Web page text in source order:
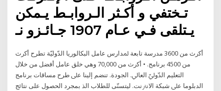
ﺗـﺨﺘﻔﻲ و أﻛـﺜﺮ اﻟـﺮواﺑـﻂ ﯾـﻤﻜﻦ
ﯾـﺘﻠﻘﻰ ﻓـﻲ ﻋـﺎم 1907 ﺟـﺎﺋـﺰو ﻧـ
أﻛرث ﻣﻦ 3600 ﻣﺪرﺳﺔ ﺗﺎﺑﻌﺔ ﳌﺪارس ﻋﺎمل اﻟﺒﻜﺎﻟﻮرﻳﺎ اﻟﺪّوﻟﻴّﺔ ﺗﻄﺮح أﻛرث
ﻣﻦ 4500 ﺑﺮﻧﺎﻣﺞ. • أﻛرث ﻣﻦ 70,000 وﻫﻲ ﺧﻠﻖ ﻋﺎمل أﻓﻀﻞ ﻣﻦ ﺧﻼل
اﻟﺘﻌﻠﻴﻢ اﻟﺪّوﱄّ اﻟﻌﺎﱄ. اﻟﺠﻮدة. ﺗﻨﻀﻢ إﻟﻴﻨﺎ ﻋﲆ ﻃﺮح ﻣﺴﺎﻗﺎت ﺑﺮﻧﺎﻣﺞ
اﻟﺪﺑﻠﻮﻣﺎ ﻋﲆ ﺷﺒﻜﺔ اﻻﻧﱰﻧﺖ. ﻟﻴﺘﺴﻨّﻰ ﻟﻠﻄﻼب اﻟﺬ بمجرد الحصول على نتائج